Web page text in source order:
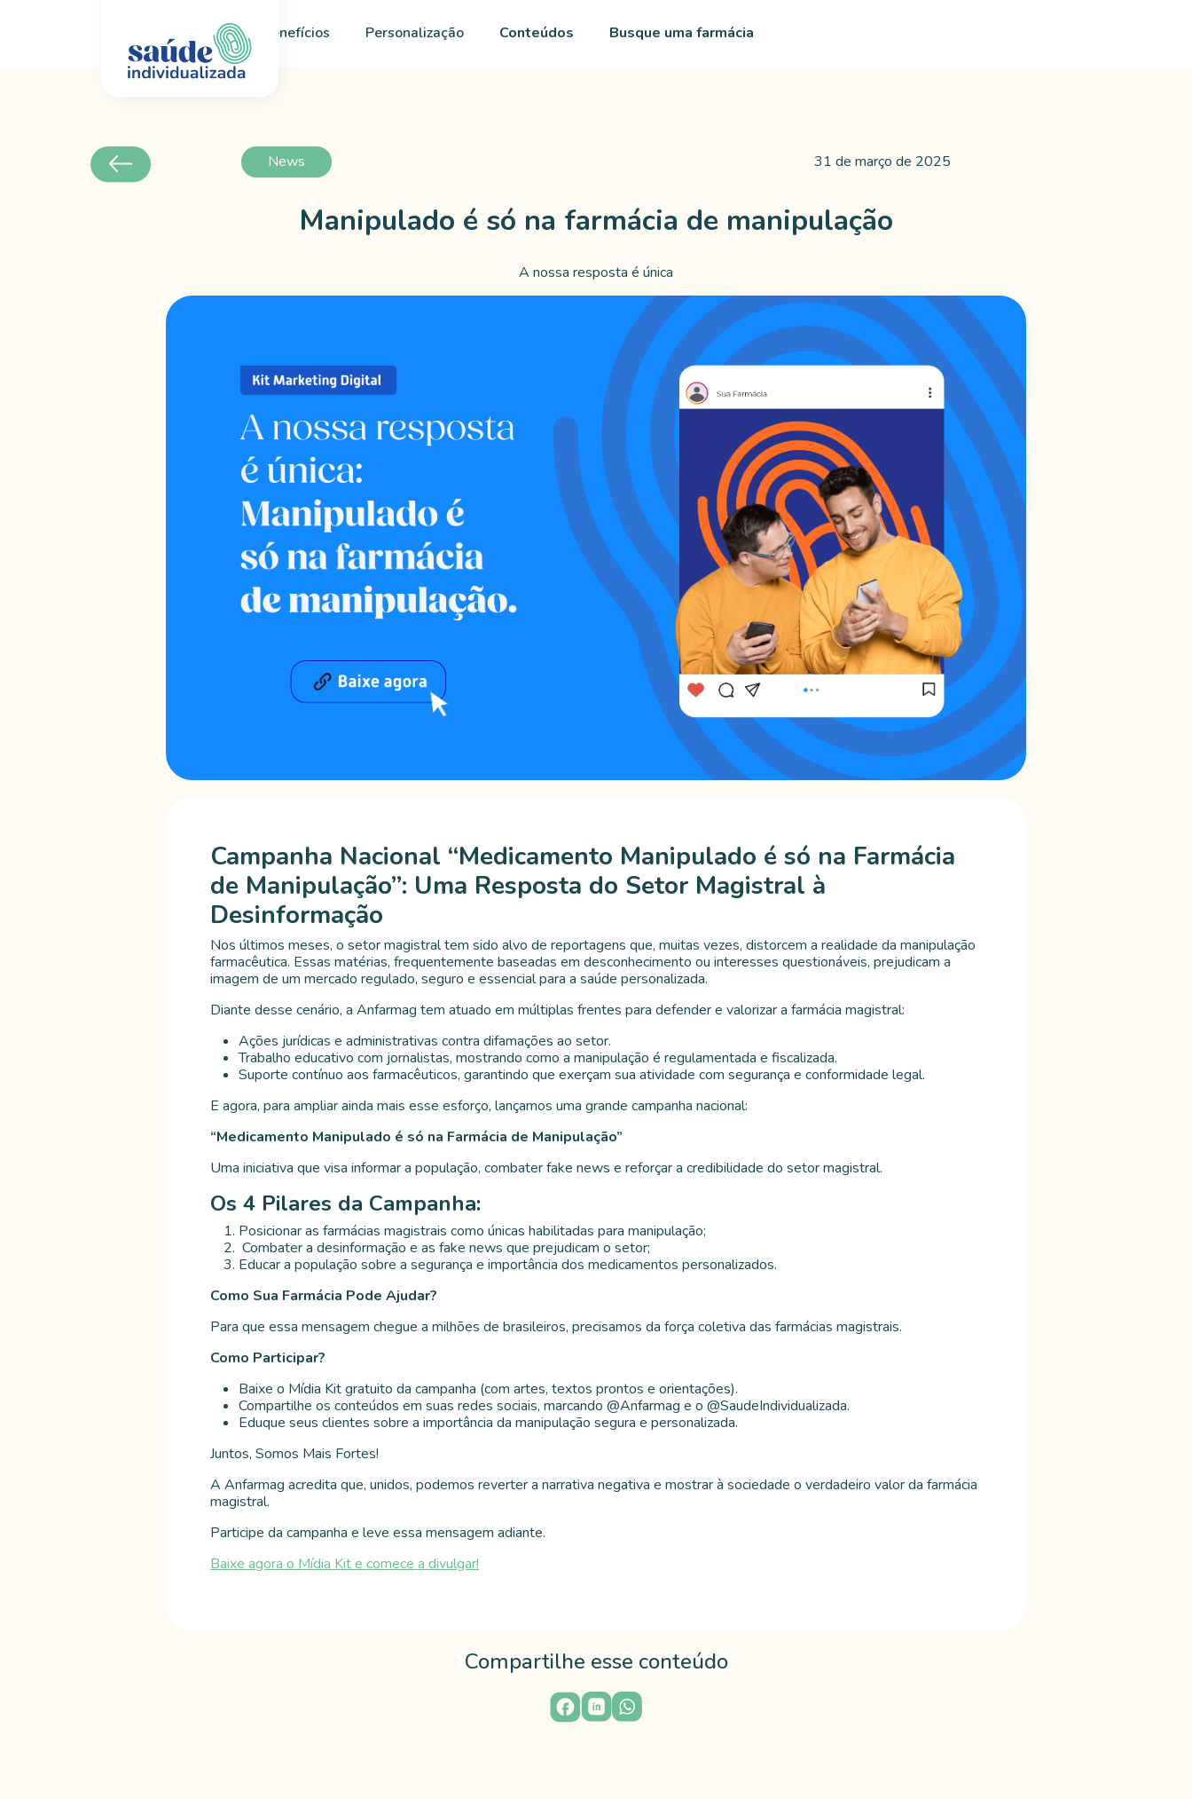
Sobre Benefícios Personalização Conteúdos Busque uma farmácia
News 31 de março de 2025
Manipulado é só na farmácia de manipulação
A nossa resposta é única
Campanha Nacional “Medicamento Manipulado é só na Farmácia
de Manipulação”: Uma Resposta do Setor Magistral à
Desinformação
Nos últimos meses, o setor magistral tem sido alvo de reportagens que, muitas vezes, distorcem a realidade da manipulação
farmacêutica. Essas matérias, frequentemente baseadas em desconhecimento ou interesses questionáveis, prejudicam a
imagem de um mercado regulado, seguro e essencial para a saúde personalizada.
Diante desse cenário, a Anfarmag tem atuado em múltiplas frentes para defender e valorizar a farmácia magistral:
Ações jurídicas e administrativas contra difamações ao setor.
Trabalho educativo com jornalistas, mostrando como a manipulação é regulamentada e fiscalizada.
Suporte contínuo aos farmacêuticos, garantindo que exerçam sua atividade com segurança e conformidade legal.
E agora, para ampliar ainda mais esse esforço, lançamos uma grande campanha nacional:
“Medicamento Manipulado é só na Farmácia de Manipulação”
Uma iniciativa que visa informar a população, combater fake news e reforçar a credibilidade do setor magistral.
Os 4 Pilares da Campanha:
Posicionar as farmácias magistrais como únicas habilitadas para manipulação;
Combater a desinformação e as fake news que prejudicam o setor;
Educar a população sobre a segurança e importância dos medicamentos personalizados.
Como Sua Farmácia Pode Ajudar?
Para que essa mensagem chegue a milhões de brasileiros, precisamos da força coletiva das farmácias magistrais.
Como Participar?
Baixe o Mídia Kit gratuito da campanha (com artes, textos prontos e orientações).
Compartilhe os conteúdos em suas redes sociais, marcando @Anfarmag e o @SaudeIndividualizada.
Eduque seus clientes sobre a importância da manipulação segura e personalizada.
Juntos, Somos Mais Fortes!
A Anfarmag acredita que, unidos, podemos reverter a narrativa negativa e mostrar à sociedade o verdadeiro valor da farmácia
magistral.
Participe da campanha e leve essa mensagem adiante.
Baixe agora o Mídia Kit e comece a divulgar!
Compartilhe esse conteúdo